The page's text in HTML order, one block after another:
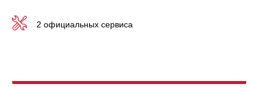
2 официальных сервиса